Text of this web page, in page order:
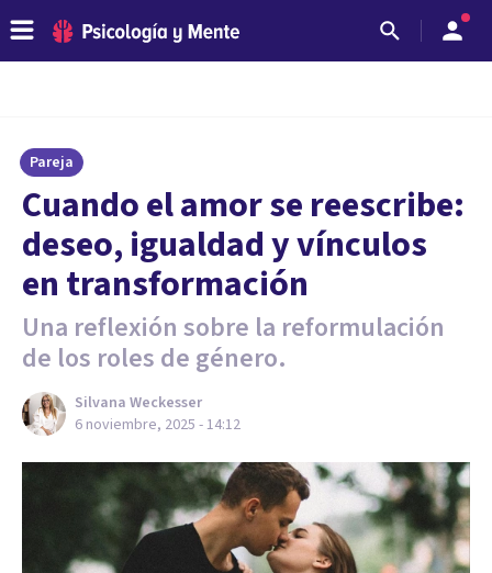
Pareja
Cuando el amor se reescribe:
deseo, igualdad y vínculos
en transformación
Una reflexión sobre la reformulación
de los roles de género.
Silvana Weckesser
6 noviembre, 2025 - 14:12